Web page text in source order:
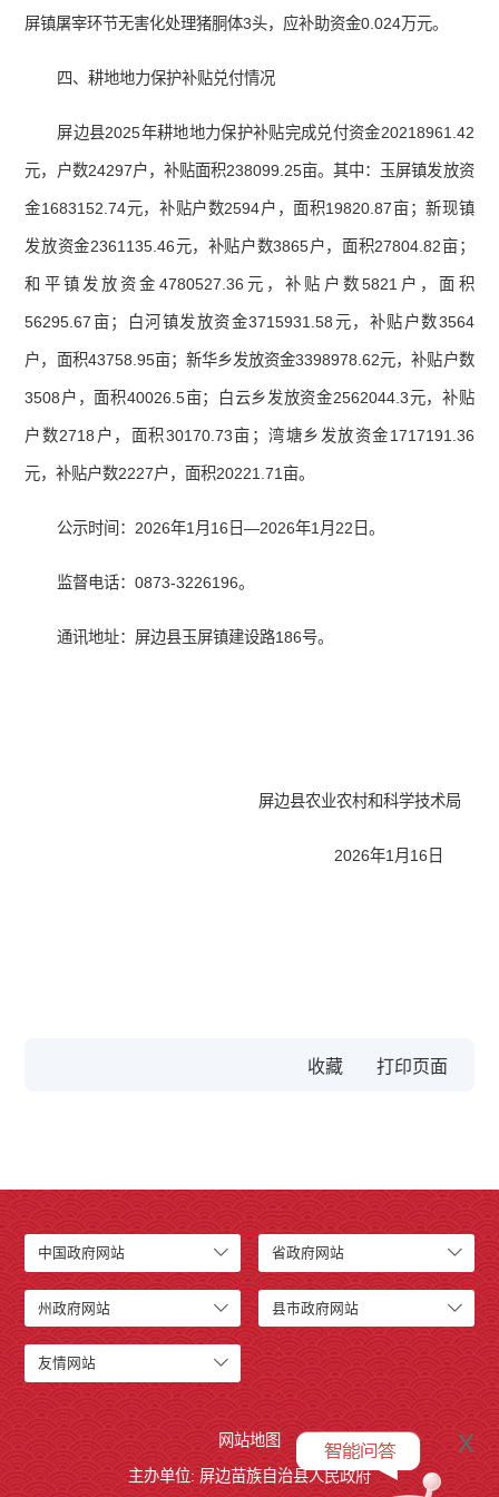
屏镇屠宰环节无害化处理猪胴体3头，应补助资金0.024万元。
四、耕地地力保护补贴兑付情况
屏边县2025年耕地地力保护补贴完成兑付资金20218961.42
元，户数24297户，补贴面积238099.25亩。其中：玉屏镇发放资
金1683152.74元，补贴户数2594户，面积19820.87亩；新现镇
发放资金2361135.46元，补贴户数3865户，面积27804.82亩；
和平镇发放资金4780527.36元，补贴户数5821户，面积
56295.67亩；白河镇发放资金3715931.58元，补贴户数3564
户，面积43758.95亩；新华乡发放资金3398978.62元，补贴户数
3508户，面积40026.5亩；白云乡发放资金2562044.3元，补贴
户数2718户，面积30170.73亩；湾塘乡发放资金1717191.36
元，补贴户数2227户，面积20221.71亩。
公示时间：2026年1月16日—2026年1月22日。
监督电话：0873-3226196。
通讯地址：屏边县玉屏镇建设路186号。
屏边县农业农村和科学技术局
2026年1月16日
收藏
中国政府网站 省政府网站
州政府网站 县市政府网站
友情网站
网站地图
主办单位: 屏边苗族自治县人民政府
x